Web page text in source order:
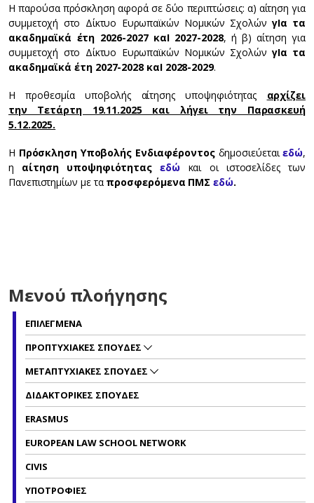
Η παρούσα πρόσκληση αφορά σε δύο περιπτώσεις: α) αίτηση για
συμμετοχή στο Δίκτυο Ευρωπαϊκών Νομικών Σχολών γΙα τα
ακαδημαϊκά έτη 2026-2027 καΙ 2027-2028, ή β) αίτηση για
συμμετοχή στο Δίκτυο Ευρωπαϊκών Νομικών Σχολών γΙα τα
ακαδημαϊκά έτη 2027-2028 καΙ 2028-2029.
Η προθεσμία υποβολής αίτησης υποψηφιότητας αρχίζει
την Τετάρτη 19.11.2025 και λήγει την Παρασκευή
5.12.2025.
Η Πρόσκληση Υποβολής Ενδιαφέροντοςδημοσιεύεταιεδώ,
η αίτηση υποψηφιότητας εδώ και οι ιστοσελίδες των
Πανεπιστημίων με τα προσφερόμενα ΠΜΣεδώ.
Μενού πλοήγησης
ΕΠΙΛΕΓΜΕΝΑ
ΠΡΟΠΤΥΧΙΑΚΕΣ ΣΠΟΥΔΕΣ
ΜΕΤΑΠΤΥΧΙΑΚΕΣ ΣΠΟΥΔΕΣ
ΔΙΔΑΚΤΟΡΙΚΕΣ ΣΠΟΥΔΕΣ
ERASMUS
EUROPEAN LAW SCHOOL NETWORK
CIVIS
ΥΠΟΤΡΟΦΙΕΣ